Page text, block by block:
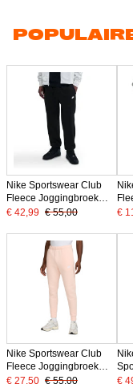
Nike Sportswear Club
Fleece Joggingbroek
Zwart Wit
€ 42,99 € 55,00 €
Nike Sportswear Club
Fleece Joggingbroek
Lichtroze Wit
€ 27,50 € 55,00 €